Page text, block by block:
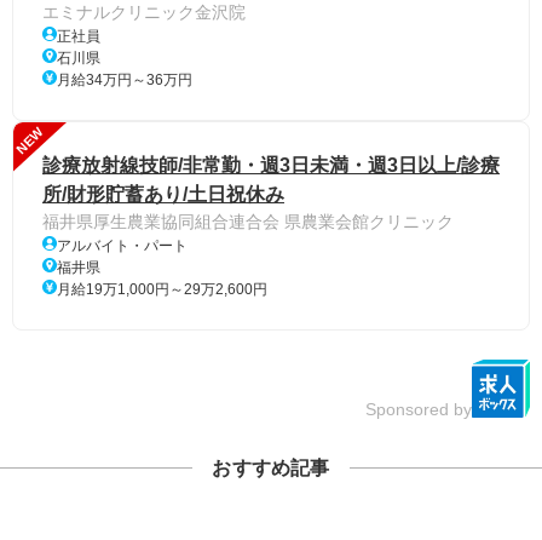
エミナルクリニック金沢院
正社員
石川県
月給34万円～36万円
NEW
診療放射線技師/非常勤・週3日未満・週3日以上/診療
所/財形貯蓄あり/土日祝休み
福井県厚生農業協同組合連合会 県農業会館クリニック
アルバイト・パート
福井県
月給19万1,000円～29万2,600円
Sponsored by
おすすめ記事